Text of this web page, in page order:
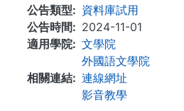
公告類型
資料庫試用
公告時間
2024-11-01
適用學院
文學院
外國語文學院
相關連結
連線網址
影音教學